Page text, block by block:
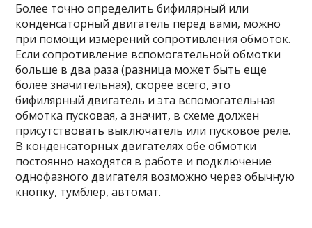
Более точно определить бифилярный или
конденсаторный двигатель перед вами, можно
при помощи измерений сопротивления обмоток.
Если сопротивление вспомогательной обмотки
больше в два раза (разница может быть еще
более значительная), скорее всего, это
бифилярный двигатель и эта вспомогательная
обмотка пусковая, а значит, в схеме должен
присутствовать выключатель или пусковое реле.
В конденсаторных двигателях обе обмотки
постоянно находятся в работе и подключение
однофазного двигателя возможно через обычную
кнопку, тумблер, автомат.